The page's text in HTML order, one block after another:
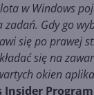
w Windows
Gdy go
się po prawej
się na
okien
Program